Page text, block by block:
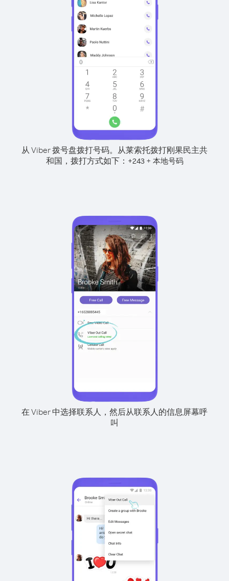
从 Viber 拨号盘拨打号码。 从莱索托拨打刚果民主共
和国，拨打方式如下： +243+ 本地号码
在 Viber 中选择联系人，然后从联系人的信息屏幕呼
叫